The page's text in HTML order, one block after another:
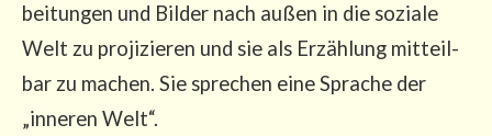
bei­tun­gen und Bil­der nach außen in die sozia­le
Welt zu pro­ji­zie­ren und sie als Erzäh­lung mit­teil­
bar zu machen. Sie spre­chen eine Spra­che der
„inne­ren Welt“.